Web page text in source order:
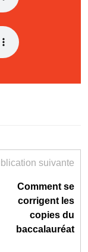
suivante
Comment se
corrigent les
copies du
baccalauréat